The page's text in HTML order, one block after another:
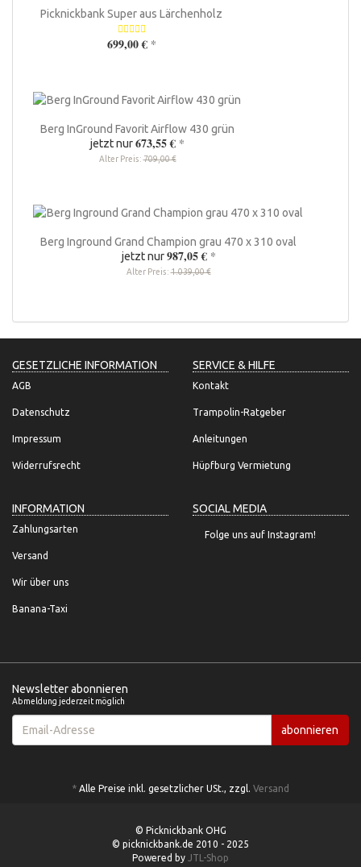
Picknickbank Super aus Lärchenholz
699,00 € *
Berg InGround Favorit Airflow 430 grün
jetzt nur673,55 € *
Alter Preis:709,00 €
Berg Inground Grand Champion grau 470 x 310 oval
jetzt nur987,05 € *
Alter Preis:1.039,00 €
GESETZLICHE INFORMATION
AGB
Datenschutz
Impressum
Widerrufsrecht
SERVICE & HILFE
Kontakt
Trampolin-Ratgeber
Anleitungen
Hüpfburg Vermietung
INFORMATION
Zahlungsarten
Versand
Wir über uns
Banana-Taxi
SOCIAL MEDIA
Folge uns auf Instagram!
Newsletter abonnieren
Abmeldung jederzeit möglich
Email-
Adresse
abonnieren
* Alle Preise inkl. gesetzlicher USt., zzgl. Versand
© Picknickbank OHG
© picknickbank.de 2010 - 2025
Powered by JTL-Shop